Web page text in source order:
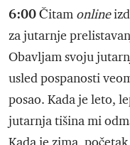
6:00Čitam online
za jutarnje
Obavljam svoju
usled pospanosti
posao. Kada je leto,
jutarnja tišina mi